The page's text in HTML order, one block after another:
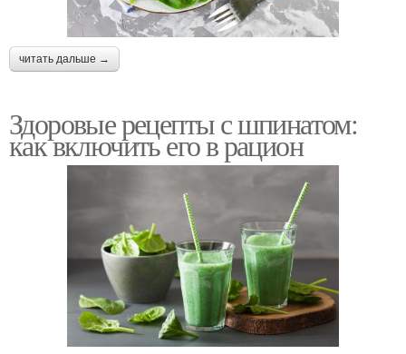
читать дальше →
Здоровые рецепты с шпинатом:
как включить его в рацион